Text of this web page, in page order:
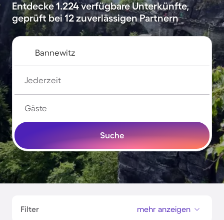
Entdecke 1.224 verfügbare Unterkünfte,
geprüft bei 12 zuverlässigen Partnern
Jederzeit
Gäste
Suche
Filter mehr anzeigen